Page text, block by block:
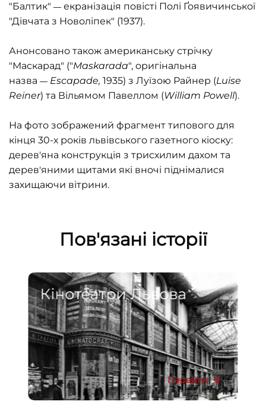
"Балтик" — екранізація повісті Полі Ґоявичинської
"Дівчата з Новоліпек" (1937).
Анонсовано також американську стрічку
"Маскарад" ("Maskarada", оригінальна
назва — Escapade, 1935) з Луїзою Райнер (Luise
Reiner) та Вільямом Павеллом (William Powell).
На фото зображений фрагмент типового для
кінця 30-х років львівського газетного кіоску:
дерев'яна конструкція з трисхилим дахом та
дерев'яними щитами які вночі піднімалися
захищаючи вітрини.
Пов'язані історії
Кінотеатри Львова
Перейти